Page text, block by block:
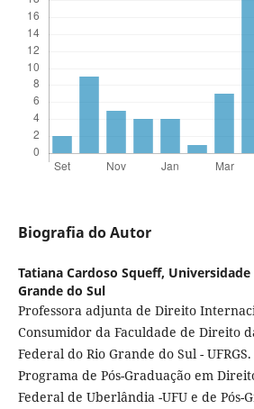
Biografia do Autor
Tatiana Cardoso Squeff, Universidade
Grande do Sul
Professora adjunta de Direito
Consumidor da Faculdade de Direito
Federal do Rio Grande do Sul -
Programa de Pós-Graduação em
Federal de Uberlândia -UFU e de Pós-